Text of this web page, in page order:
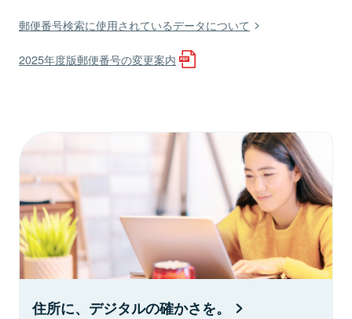
郵便番号検索に使用されているデータについて
2025年度版郵便番号の変更案内
住所に、デジタルの確かさを。